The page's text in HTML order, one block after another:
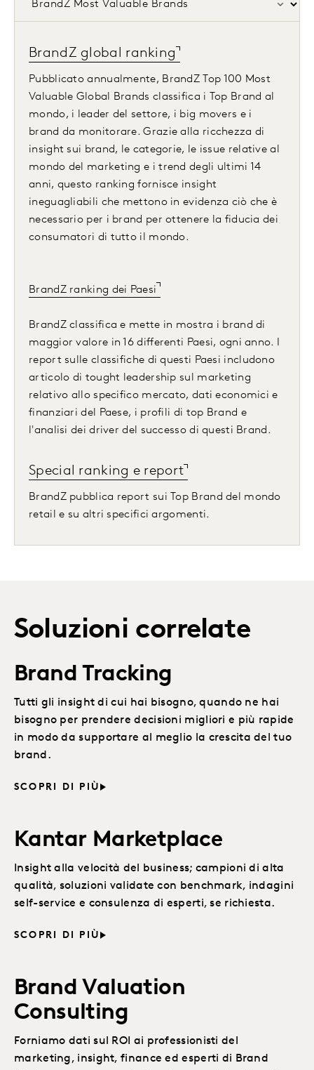
BrandZ global ranking
Pubblicato annualmente, BrandZ Top 100 Most
Valuable Global Brands classifica i Top Brand al
mondo, i leader del settore, i big movers e i
brand da monitorare. Grazie alla ricchezza di
insight sui brand, le categorie, le issue relative al
mondo del marketing e i trend degli ultimi 14
anni, questo ranking fornisce insight
ineguagliabili che mettono in evidenza ciò che è
necessario per i brand per ottenere la fiducia dei
consumatori di tutto il mondo.
BrandZ ranking dei Paesi
BrandZ classifica e mette in mostra i brand di
maggior valore in 16 differenti Paesi, ogni anno. I
report sulle classifiche di questi Paesi includono
articolo di tought leadership sul marketing
relativo allo specifico mercato, dati economici e
finanziari del Paese, i profili di top Brand e
l'analisi dei driver del successo di questi Brand.
Special ranking e report
BrandZ pubblica report sui Top Brand del mondo
retail e su altri specifici argomenti.
Soluzioni correlate
Brand Tracking
Tutti gli insight di cui hai bisogno, quando ne hai
bisogno per prendere decisioni migliori e più rapide
in modo da supportare al meglio la crescita del tuo
brand.
SCOPRI DI PIÙ
Kantar Marketplace
Insight alla velocità del business; campioni di alta
qualità, soluzioni validate con benchmark, indagini
self-service e consulenza di esperti, se richiesta.
SCOPRI DI PIÙ
Brand Valuation
Consulting
Forniamo dati sul ROI ai professionisti del
marketing, insight, finance ed esperti di Brand